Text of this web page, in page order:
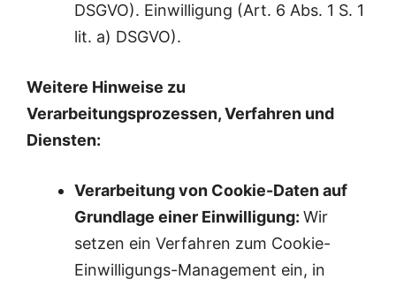
DSGVO). Einwilligung (Art. 6 Abs. 1 S. 1
lit. a) DSGVO).
Weitere Hinweise zu
Verarbeitungsprozessen, Verfahren und
Diensten:
Verarbeitung von Cookie-Daten auf
Grundlage einer Einwilligung: Wir
setzen ein Verfahren zum Cookie-
Einwilligungs-Management ein, in